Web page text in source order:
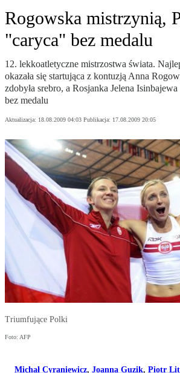
Rogowska mistrzynią,
"caryca" bez medalu
12. lekkoatletyczne mistrzostwa świata.
okazała się startująca z kontuzją Anna
zdobyła srebro, a Rosjanka Jelena
bez medalu
Aktualizacja: 18.08.2009 04:03 Publikacja: 17.08.2009 20:05
Triumfujące Polki
Foto: AFP
Michał Cyraniewicz, Joanna Guzik, Piotr